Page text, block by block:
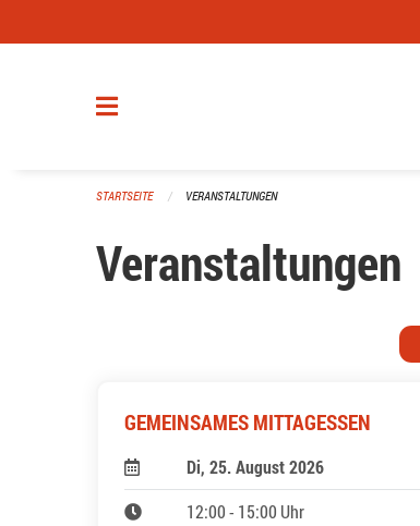
STARTSEITE VERANSTALTUNGEN
Veranstaltungen
GEMEINSAMES MITTAGESSEN
Di, 25. August 2026
12:00 - 15:00 Uhr